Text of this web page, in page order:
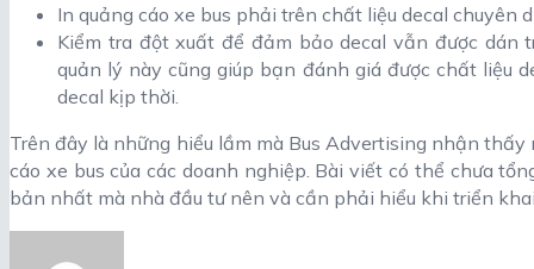
In quảng cáo xe bus phải trên chất liệu decal chuyên
Kiểm tra đột xuất để đảm bảo decal vẫn được dán
quản lý này cũng giúp bạn đánh giá được chất liệu
decal kịp thời.
Trên đây là những hiểu lầm mà Bus Advertising nhận
cáo xe bus của các doanh nghiệp. Bài viết có thể chưa
bản nhất mà nhà đầu tư nên và cần phải hiểu khi triển